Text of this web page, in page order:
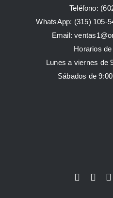
Teléfono:
WhatsApp: (315) 105-
Email:
Horarios
Lunes a viernes de
Sábados de